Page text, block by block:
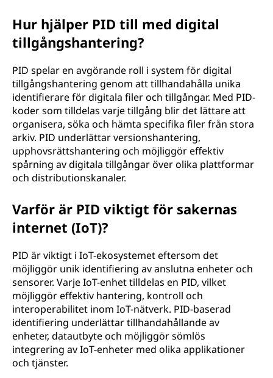
Hur hjälper PID till med digital
tillgångshantering?
PID spelar en avgörande roll i system för digital
tillgångshantering genom att tillhandahålla unika
identifierare för digitala filer och tillgångar. Med PID-
koder som tilldelas varje tillgång blir det lättare att
organisera, söka och hämta specifika filer från stora
arkiv. PID underlättar versionshantering,
upphovsrättshantering och möjliggör effektiv
spårning av digitala tillgångar över olika plattformar
och distributionskanaler.
Varför är PID viktigt för sakernas
internet (IoT)?
PID är viktigt i IoT-ekosystemet eftersom det
möjliggör unik identifiering av anslutna enheter och
sensorer. Varje IoT-enhet tilldelas en PID, vilket
möjliggör effektiv hantering, kontroll och
interoperabilitet inom IoT-nätverk. PID-baserad
identifiering underlättar tillhandahållande av
enheter, datautbyte och möjliggör sömlös
integrering av IoT-enheter med olika applikationer
och tjänster.